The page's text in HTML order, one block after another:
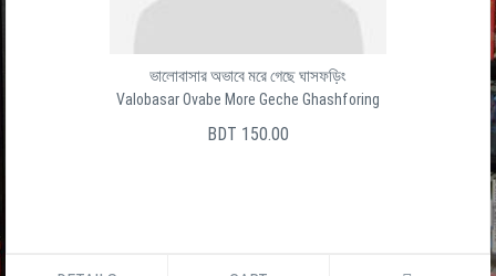
ভালোবাসার অভাবে মরে গেছে ঘাসফড়িং
Valobasar Ovabe More Geche Ghashforing
BDT 150.00